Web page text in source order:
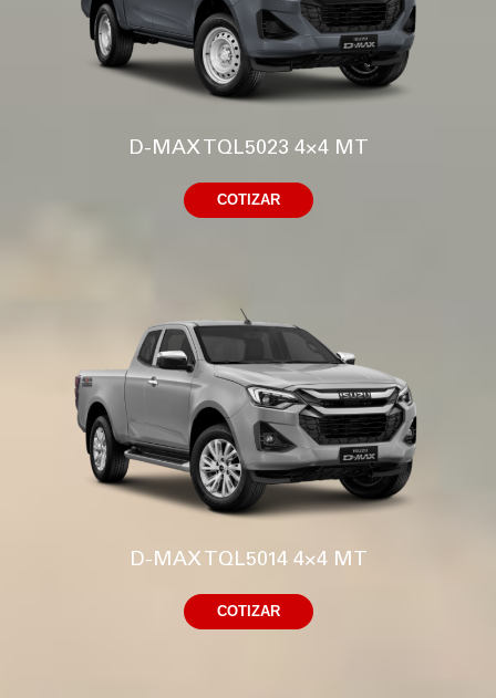
D-MAX TQL5023 4×4 MT
COTIZAR
D-MAX TQL5014 4×4 MT
COTIZAR